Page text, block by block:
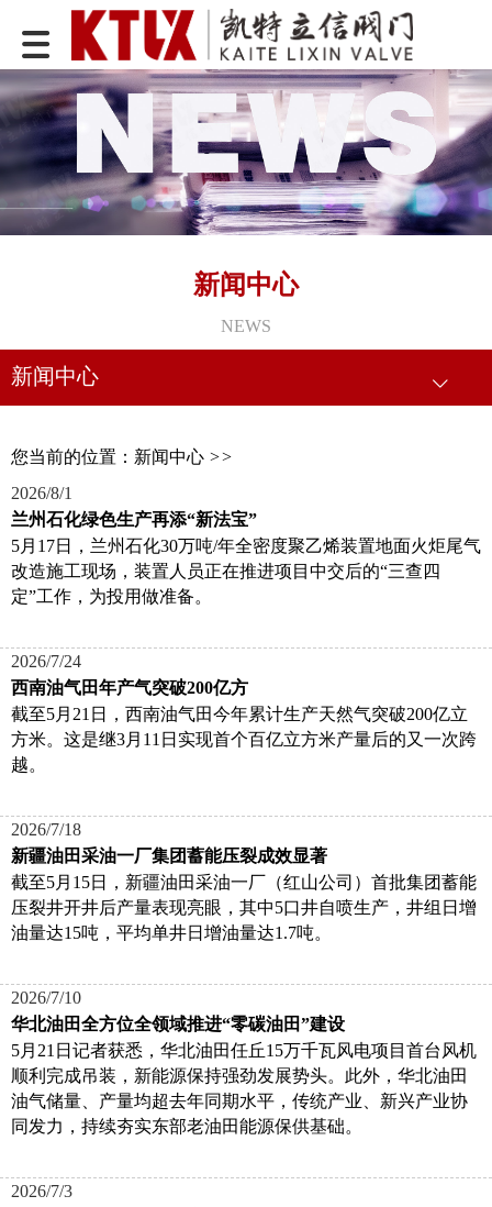
新闻中心
NEWS
新闻中心
您当前的位置： 新闻中心 >>
2026/8/1
兰州石化绿色生产再添“新法宝”
5月17日，兰州石化30万吨/年全密度聚乙烯装置地面火炬尾气
改造施工现场，装置人员正在推进项目中交后的“三查四
定”工作，为投用做准备。
2026/7/24
西南油气田年产气突破200亿方
截至5月21日，西南油气田今年累计生产天然气突破200亿立
方米。这是继3月11日实现首个百亿立方米产量后的又一次跨
越。
2026/7/18
新疆油田采油一厂集团蓄能压裂成效显著
截至5月15日，新疆油田采油一厂（红山公司）首批集团蓄能
压裂井开井后产量表现亮眼，其中5口井自喷生产，井组日增
油量达15吨，平均单井日增油量达1.7吨。
2026/7/10
华北油田全方位全领域推进“零碳油田”建设
5月21日记者获悉，华北油田任丘15万千瓦风电项目首台风机
顺利完成吊装，新能源保持强劲发展势头。此外，华北油田
油气储量、产量均超去年同期水平，传统产业、新兴产业协
同发力，持续夯实东部老油田能源保供基础。
2026/7/3